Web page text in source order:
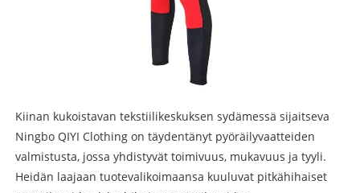
Kiinan kukoistavan tekstiilikeskuksen sydämessä sijaitseva
Ningbo QIYI Clothing on täydentänyt pyöräilyvaatteiden
valmistusta, jossa yhdistyvät toimivuus, mukavuus ja tyyli.
Heidän laajaan tuotevalikoimaansa kuuluvat pitkähihaiset